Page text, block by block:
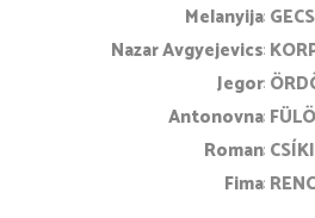
Melanyija
Nazar Avgyejevics
Jegor
Antonovna
Roman
Fima